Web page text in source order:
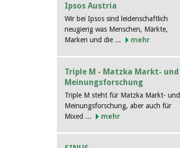
Ipsos Austria
Wir bei Ipsos sind leidenschaftlich
neugierig was Menschen, Märkte,
Marken und die ...
mehr
Triple M - Matzka Markt- und
Meinungsforschung
Triple M steht für Matzka Markt- und
Meinungsforschung, aber auch für
Mixed ...
mehr